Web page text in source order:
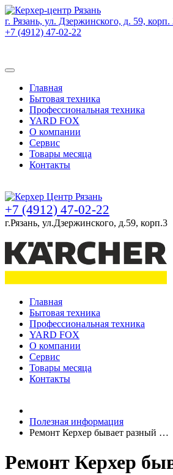
г. Рязань, ул. Дзержинского, д. 59, корп.
+7 (4912) 47-02-22
Главная
Бытовая техника
Профессиональная техника
YARD FOX
О компании
Сервис
Товары месяца
Контакты
+7 (4912) 47-02-22
г.Рязань, ул.Дзержинского, д.59, корп.3
Главная
Бытовая техника
Профессиональная техника
YARD FOX
О компании
Сервис
Товары месяца
Контакты
Полезная информация
Ремонт Керхер бывает разный …
Ремонт Керхер